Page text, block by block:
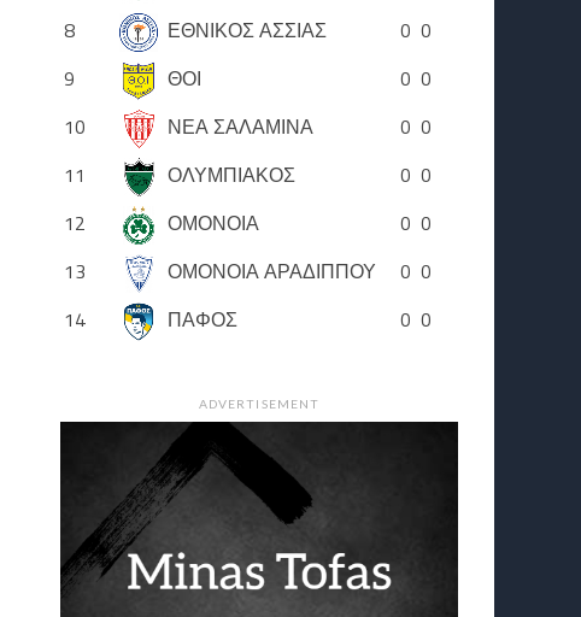
8
ΕΘΝΙΚΟΣ ΑΣΣΙΑΣ 0 0
9
ΘΟΙ 0 0
10
ΝΕΑ ΣΑΛΑΜΙΝΑ 0 0
11
ΟΛΥΜΠΙΑΚΟΣ 0 0
12
ΟΜΟΝΟΙΑ 0 0
13
ΟΜΟΝΟΙΑ ΑΡΑΔΙΠΠΟΥ 0 0
14
ΠΑΦΟΣ 0 0
ADVERTISEMENT